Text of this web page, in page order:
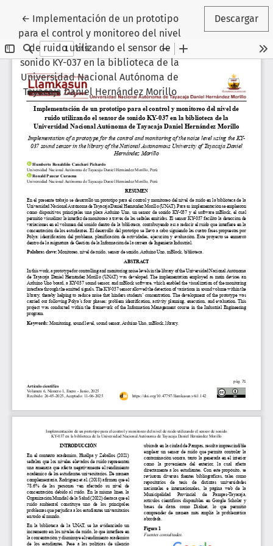
← Volver a los detalles del artículo
Implementación de un prototipo
para el control y monitoreo del nivel
de ruido utilizando el sensor de
sonido KY-037 en la biblioteca de la
Universidad Nacional Autónoma de
Tayacaja Daniel Hernández Morillo
Descargar